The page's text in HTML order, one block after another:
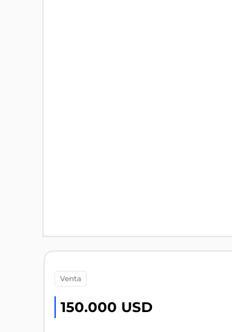
venta
150.000 USD